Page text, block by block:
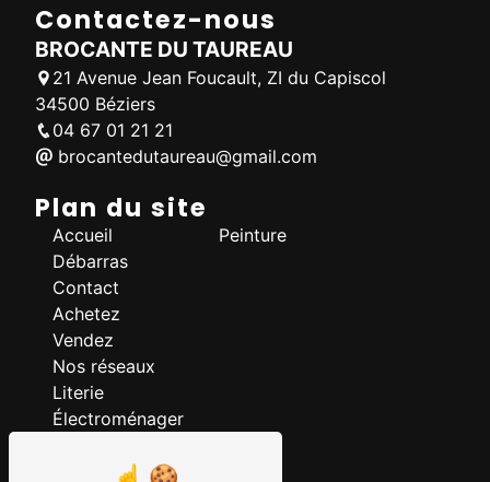
Contactez-nous
BROCANTE DU TAUREAU
21 Avenue Jean Foucault, ZI du Capiscol
34500 Béziers
04 67 01 21 21
brocantedutaureau@gmail.com
Plan du site
Accueil
Débarras
Contact
Achetez
Vendez
Nos réseaux
Literie
Électroménager
Peinture
Nos prestations